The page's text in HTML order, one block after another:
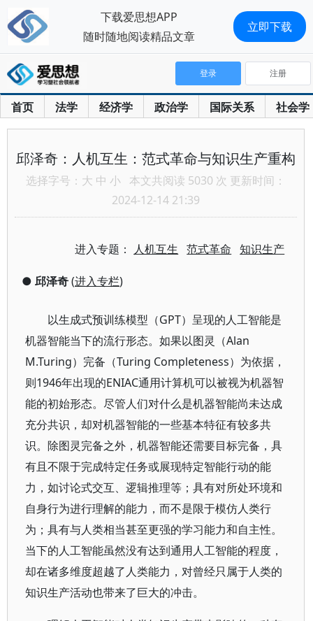
首页 法学 经济学 政治学 国际关系 社会学
登录 注册
邱泽奇：人机互生：范式革命与知识生产重构
选择字号： 大 中 小 本文共阅读 5030 次 更新时间：
2024-12-14 21:39
进入专题： 人机互生 范式革命 知识生产
● 邱泽奇(进入专栏)
以生成式预训练模型（GPT）呈现的人工智能是
机器智能当下的流行形态。如果以图灵（Alan
M.Turing）完备（Turing Completeness）为依据，
则1946年出现的ENIAC通用计算机可以被视为机器智
能的初始形态。尽管人们对什么是机器智能尚未达成
充分共识，却对机器智能的一些基本特征有较多共
识。除图灵完备之外，机器智能还需要目标完备，具
有且不限于完成特定任务或展现特定智能行动的能
力，如讨论式交互、逻辑推理等；具有对所处环境和
自身行为进行理解的能力，而不是限于模仿人类行
为；具有与人类相当甚至更强的学习能力和自主性。
当下的人工智能虽然没有达到通用人工智能的程度，
却在诸多维度超越了人类能力，对曾经只属于人类的
知识生产活动也带来了巨大的冲击。
下载爱思想APP
随时随地阅读精品文章
立即下载